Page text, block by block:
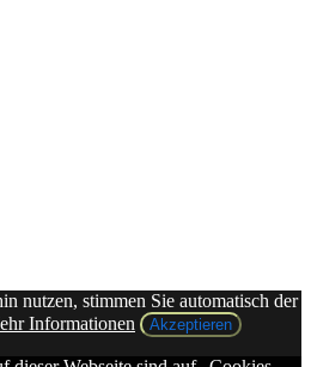
nutzen, stimmen Sie automatisch der
Informationen Akzeptieren